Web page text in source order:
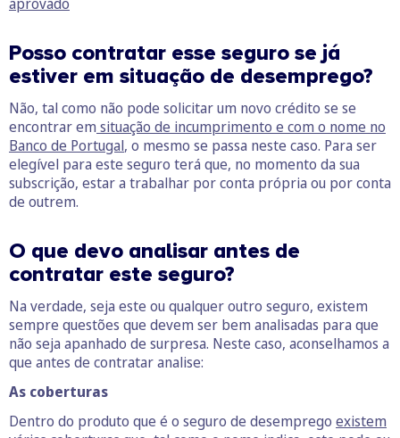
Posso contratar esse seguro se já
estiver em situação de desemprego?
Não, tal como não pode solicitar um novo crédito se se
encontrar em situação de incumprimento e com o nome no
Banco de Portugal, o mesmo se passa neste caso. Para ser
elegível para este seguro terá que, no momento da sua
subscrição, estar a trabalhar por conta própria ou por conta
de outrem.
O que devo analisar antes de
contratar este seguro?
Na verdade, seja este ou qualquer outro seguro, existem
sempre questões que devem ser bem analisadas para que
não seja apanhado de surpresa. Neste caso, aconselhamos a
que antes de contratar analise:
As coberturas
Dentro do produto que é o seguro de desemprego existem